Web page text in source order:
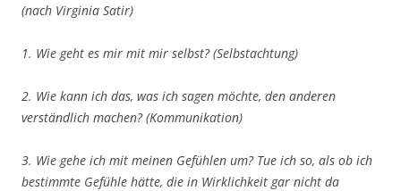
(nach Virginia Satir)
1. Wie geht es mir mit mir selbst? (Selbstachtung)
2. Wie kann ich das, was ich sagen möchte, den anderen
verständlich machen? (Kommunikation)
3. Wie gehe ich mit meinen Gefühlen um? Tue ich so, als ob ich
bestimmte Gefühle hätte, die in Wirklichkeit gar nicht da